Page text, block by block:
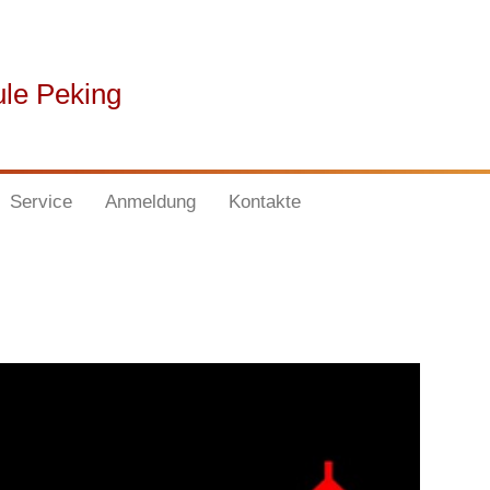
Peking
Service Anmeldung Kontakte